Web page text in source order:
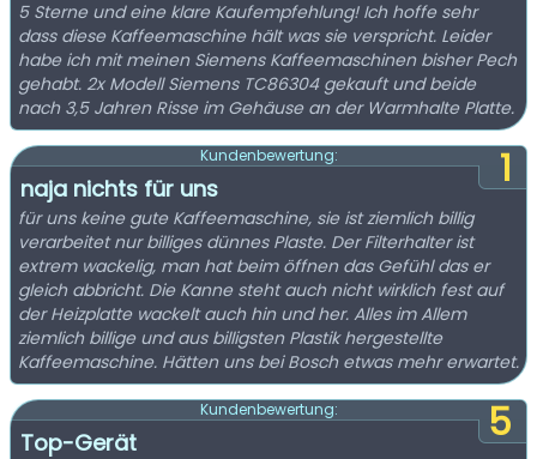
5 Sterne und eine klare Kaufempfehlung! Ich hoffe sehr
dass diese Kaffeemaschine hält was sie verspricht. Leider
habe ich mit meinen Siemens Kaffeemaschinen bisher Pech
gehabt. 2x Modell Siemens TC86304 gekauft und beide
nach 3,5 Jahren Risse im Gehäuse an der Warmhalte Platte.
1
Kundenbewertung:
naja nichts für uns
für uns keine gute Kaffeemaschine, sie ist ziemlich billig
verarbeitet nur billiges dünnes Plaste. Der Filterhalter ist
extrem wackelig, man hat beim öffnen das Gefühl das er
gleich abbricht. Die Kanne steht auch nicht wirklich fest auf
der Heizplatte wackelt auch hin und her. Alles im Allem
ziemlich billige und aus billigsten Plastik hergestellte
Kaffeemaschine. Hätten uns bei Bosch etwas mehr erwartet.
5
Kundenbewertung:
Top-Gerät